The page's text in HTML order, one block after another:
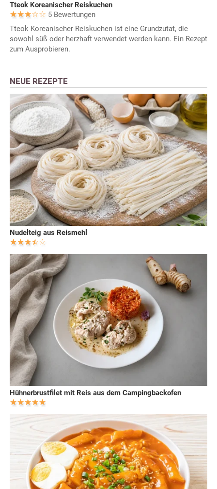
Tteok Koreanischer Reiskuchen
5 Bewertungen
Tteok Koreanischer Reiskuchen ist eine Grundzutat, die
sowohl süß oder herzhaft verwendet werden kann. Ein Rezept
zum Ausprobieren.
NEUE REZEPTE
Nudelteig aus Reismehl
Hühnerbrustfilet mit Reis aus dem Campingbackofen